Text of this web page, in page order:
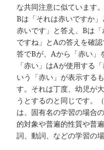
な共同注意に似ています
Bは「それは赤いですか
赤いです」と答え、Bは
ですね」とAの答えを確
答でBが、Aから「赤い」
「赤い」はAが使用する
いう「赤い」が表示する
す。それは丁度、幼児が
うとするのと同じです。
は、固有名の学習の場合
的対象や普遍的性質や普
詞、動詞、などの学習の